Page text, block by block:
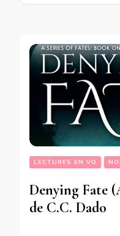
LECTURES EN VO
Denying Fate
de C.C. Dado